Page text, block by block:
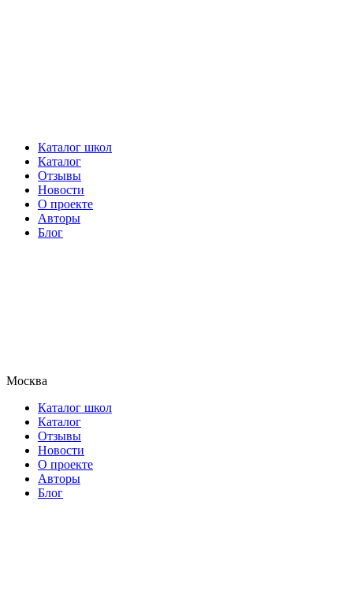
Каталог школ
Каталог
Отзывы
Новости
О проекте
Авторы
Блог
Москва
Каталог школ
Каталог
Отзывы
Новости
О проекте
Авторы
Блог